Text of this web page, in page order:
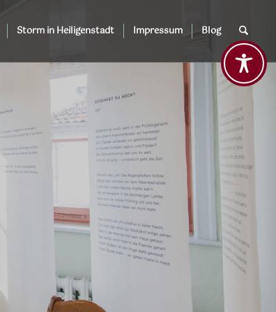
Storm in Heiligenstadt Impressum Blog